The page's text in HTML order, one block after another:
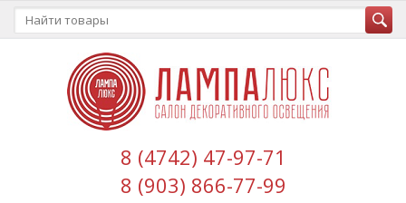
8 (4742) 47-97-71
8 (903) 866-77-99